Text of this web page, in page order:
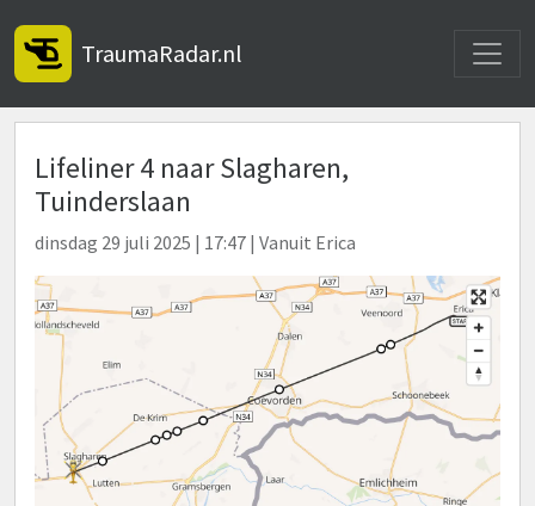
TraumaRadar.nl
Lifeliner 4 naar Slagharen,
Tuinderslaan
dinsdag 29 juli 2025 | 17:47 | Vanuit Erica